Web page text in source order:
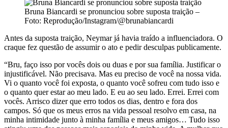
Bruna Biancardi se pronunciou sobre suposta traição –
Foto: Reprodução/Instagram/@brunabiancardi
Antes da suposta traição, Neymar já havia traído a influenciadora. O
craque fez questão de assumir o ato e pedir desculpas publicamente.
“Bru, faço isso por vocês dois ou duas e por sua família. Justificar o
injustificável. Não precisava. Mas eu preciso de você na nossa vida.
Vi o quanto você foi exposta, o quanto você sofreu com tudo isso e
o quanto quer estar ao meu lado. E eu ao seu lado. Errei. Errei com
vocês. Arrisco dizer que erro todos os dias, dentro e fora dos
campos. Só que os meus erros na vida pessoal resolvo em casa, na
minha intimidade junto à minha família e meus amigos… Tudo isso